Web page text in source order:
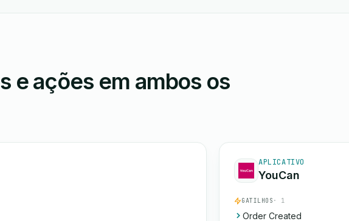
e ações em ambos os
APLICATIVO
YouCan
GATILHOS · 1
Order Created